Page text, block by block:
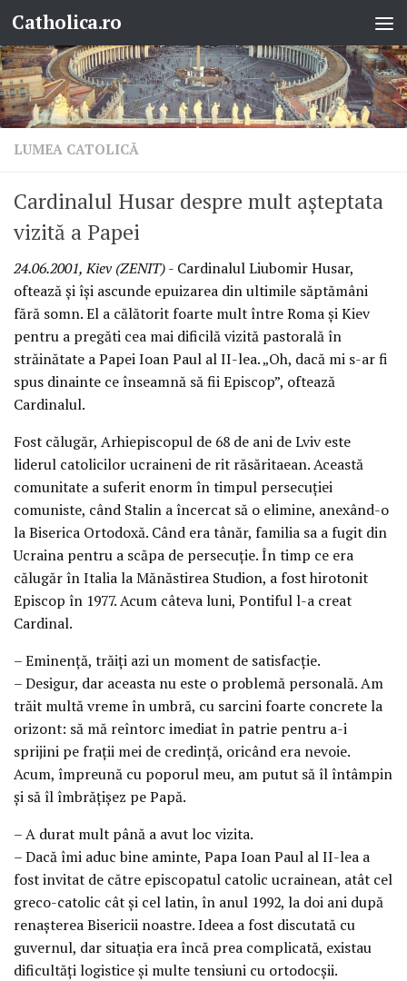
Skip to content
Catholica.ro
LUMEA CATOLICĂ
Cardinalul Husar despre mult aşteptata
vizită a Papei
24.06.2001, Kiev (ZENIT)- Cardinalul Liubomir Husar,
oftează şi îşi ascunde epuizarea din ultimile săptămâni
fără somn. El a călătorit foarte mult între Roma şi Kiev
pentru a pregăti cea mai dificilă vizită pastorală în
străinătate a Papei Ioan Paul al II-lea. „Oh, dacă mi s-ar fi
spus dinainte ce înseamnă să fii Episcop”, oftează
Cardinalul.
Fost călugăr, Arhiepiscopul de 68 de ani de Lviv este
liderul catolicilor ucraineni de rit răsăritaean. Această
comunitate a suferit enorm în timpul persecuţiei
comuniste, când Stalin a încercat să o elimine, anexând-o
la Biserica Ortodoxă. Când era tânăr, familia sa a fugit din
Ucraina pentru a scăpa de persecuţie. În timp ce era
călugăr în Italia la Mănăstirea Studion, a fost hirotonit
Episcop în 1977. Acum câteva luni, Pontiful l-a creat
Cardinal.
– Eminenţă, trăiţi azi un moment de satisfacţie.
– Desigur, dar aceasta nu este o problemă personală. Am
trăit multă vreme în umbră, cu sarcini foarte concrete la
orizont: să mă reîntorc imediat în patrie pentru a-i
sprijini pe fraţii mei de credinţă, oricând era nevoie.
Acum, împreună cu poporul meu, am putut să îl întâmpin
şi să îl îmbrăţişez pe Papă.
– A durat mult până a avut loc vizita.
– Dacă îmi aduc bine aminte, Papa Ioan Paul al II-lea a
fost invitat de către episcopatul catolic ucrainean, atât cel
greco-catolic cât şi cel latin, în anul 1992, la doi ani după
renaşterea Bisericii noastre. Ideea a fost discutată cu
guvernul, dar situaţia era încă prea complicată, existau
dificultăţi logistice şi multe tensiuni cu ortodocşii.